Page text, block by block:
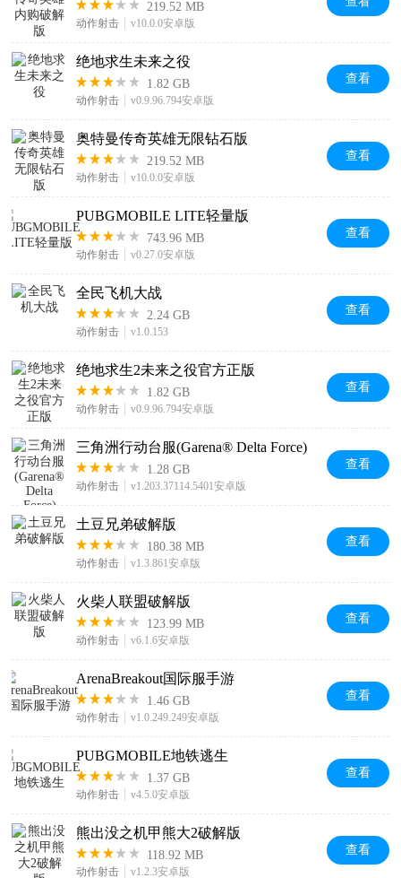
219.52 MB
动作射击 v10.0.0安卓版
绝地求生未来之役
1.82 GB
动作射击 v0.9.96.794安卓版
查看
奥特曼传奇英雄无限钻石版
219.52 MB
动作射击 v10.0.0安卓版
查看
PUBGMOBILE LITE轻量版
743.96 MB
动作射击 v0.27.0安卓版
查看
全民飞机大战
2.24 GB
动作射击 v1.0.153
查看
绝地求生2未来之役官方正版
1.82 GB
动作射击 v0.9.96.794安卓版
查看
三角洲行动台服(Garena® Delta Force)
1.28 GB
动作射击 v1.203.37114.5401安卓版
查看
土豆兄弟破解版
180.38 MB
动作射击 v1.3.861安卓版
查看
火柴人联盟破解版
123.99 MB
动作射击 v6.1.6安卓版
查看
ArenaBreakout国际服手游
1.46 GB
动作射击 v1.0.249.249安卓版
查看
PUBGMOBILE地铁逃生
1.37 GB
动作射击 v4.5.0安卓版
查看
熊出没之机甲熊大2破解版
118.92 MB
动作射击 v1.2.3安卓版
查看